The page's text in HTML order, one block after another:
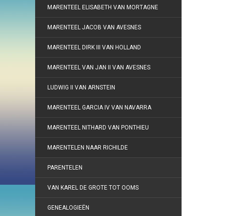
MARENTEEL ELISABETH VAN MORTAGNE
MARENTEEL JACOB VAN AVESNES
MARENTEEL DIRK III VAN HOLLAND
MARENTEEL VAN JAN II VAN AVESNES
LUDWIG II VAN ARNSTEIN
MARENTEEL GARCIA IV VAN NAVARRA
MARENTEEL NITHARD VAN PONTHIEU
MARENTELEN NAAR RICHILDE
PARENTELEN
VAN KAREL DE GROTE TOT OOMS
GENEALOGIEËN